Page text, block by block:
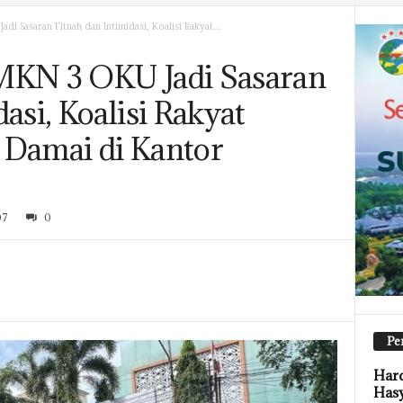
Sasaran Fitnah dan Intimidasi, Koalisi Rakyat...
3 OKU Jadi Sasaran
Koalisi Rakyat
di Kantor
0